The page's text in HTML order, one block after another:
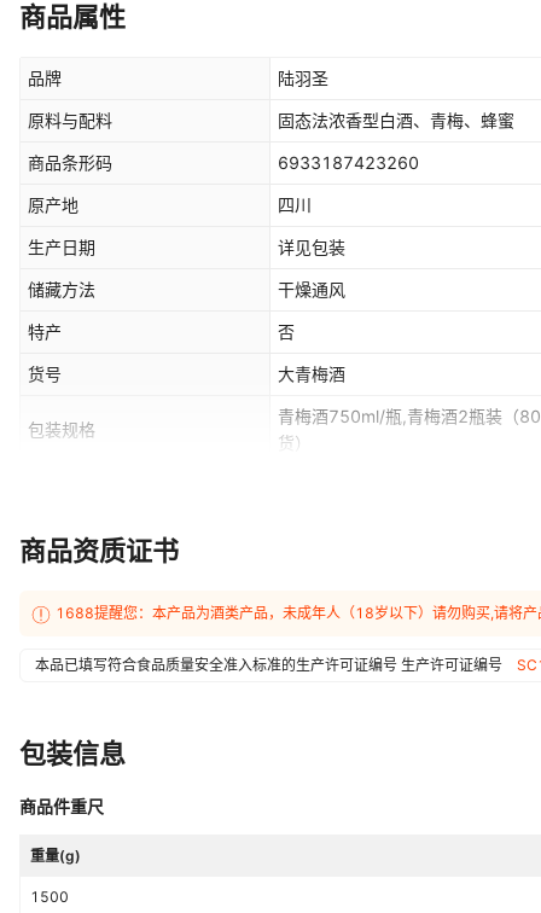
商品属性
品牌 陆羽圣
原料与配料 固态法浓香型白酒、青梅、蜂蜜
商品条形码 6933187423260
原产地 四川
生产日期 详见包装
储藏方法 干燥通风
特产 否
货号 大青梅酒
包装规格
青梅酒750ml/瓶,青梅酒2瓶装（
货）
商品资质证书
1688提醒您：本产品为酒类产品，未成年人（18岁以下）请勿购买,请将
本品已填写符合食品质量安全准入标准的生产许可证编号 生产许可证编号
包装信息
商品件重尺
重量(g)
1500